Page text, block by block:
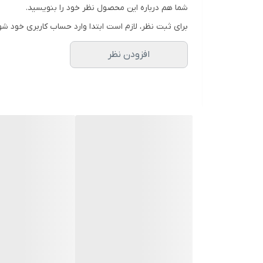
شما هم درباره این محصول نظر خود را بنویسید.
برای ثبت نظر، لازم است ابتدا وارد حساب کاربری خود
افزودن نظر